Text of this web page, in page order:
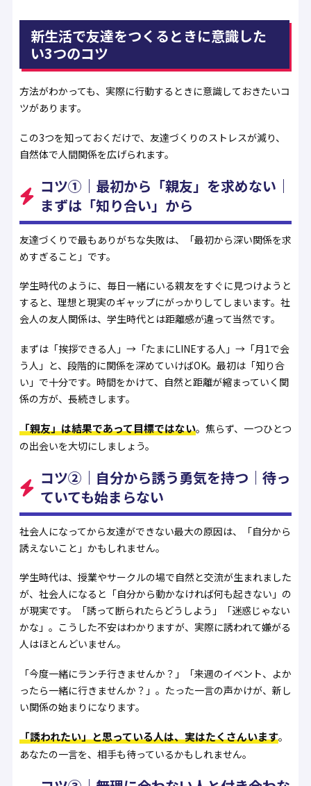
新生活で友達をつくるときに意識した
い3つのコツ
方法がわかっても、実際に行動するときに意識しておきたいコ
ツがあります。
この3つを知っておくだけで、友達づくりのストレスが減り、
自然体で人間関係を広げられます。
コツ①｜最初から「親友」を求めない｜
まずは「知り合い」から
友達づくりで最もありがちな失敗は、「最初から深い関係を求
めすぎること」です。
学生時代のように、毎日一緒にいる親友をすぐに見つけようと
すると、理想と現実のギャップにがっかりしてしまいます。社
会人の友人関係は、学生時代とは距離感が違って当然です。
まずは「挨拶できる人」→「たまにLINEする人」→「月1で会
う人」と、段階的に関係を深めていけばOK。最初は「知り合
い」で十分です。時間をかけて、自然と距離が縮まっていく関
係の方が、長続きします。
「親友」は結果であって目標ではない。焦らず、一つひとつ
の出会いを大切にしましょう。
コツ②｜自分から誘う勇気を持つ｜待っ
ていても始まらない
社会人になってから友達ができない最大の原因は、「自分から
誘えないこと」かもしれません。
学生時代は、授業やサークルの場で自然と交流が生まれました
が、社会人になると「自分から動かなければ何も起きない」の
が現実です。「誘って断られたらどうしよう」「迷惑じゃない
かな」。こうした不安はわかりますが、実際に誘われて嫌がる
人はほとんどいません。
「今度一緒にランチ行きませんか？」「来週のイベント、よか
ったら一緒に行きませんか？」。たった一言の声かけが、新し
い関係の始まりになります。
「誘われたい」と思っている人は、実はたくさんいます。
あなたの一言を、相手も待っているかもしれません。